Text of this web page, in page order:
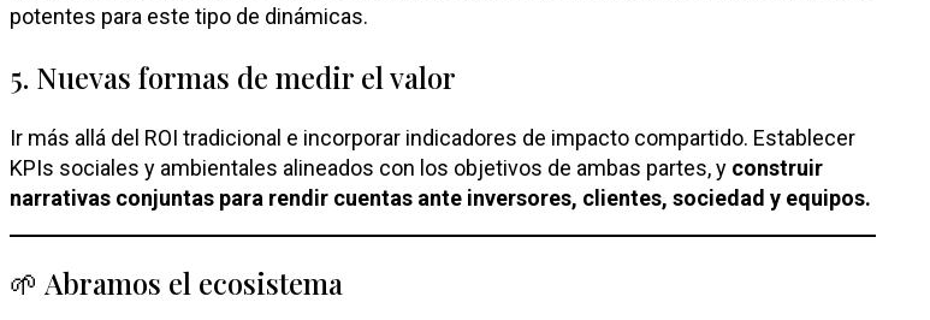
potentes para este tipo de dinámicas.
5. Nuevas formas de medir el valor
Ir más allá del ROI tradicional e incorporar indicadores de impacto compartido. Establecer
KPIs sociales y ambientales alineados con los objetivos de ambas partes, y construir
narrativas conjuntas para rendir cuentas ante inversores, clientes, sociedad y equipos.
🌱 Abramos el ecosistema